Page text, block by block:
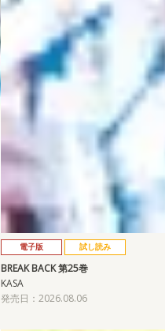
電子版 試し読み
BREAK BACK 第25巻
KASA
発売日：2026.08.06